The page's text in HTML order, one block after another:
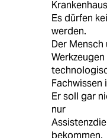
Es dürfen
werden.
Der
Fachwissen
Er soll gar
nur